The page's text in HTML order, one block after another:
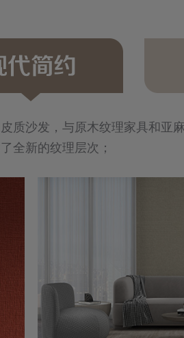
质沙发，与原木纹理家具和亚
全新的纹理层次；